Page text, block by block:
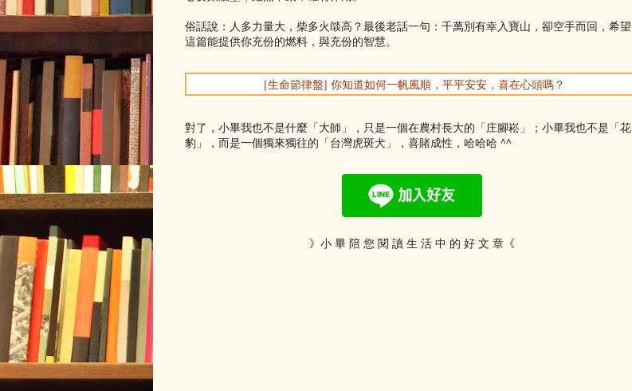
俗話說：人多力量大，柴多火燄高？最後老話一句：千萬別有幸入寶山，卻空手而回，希望
這篇能提供你充份的燃料，與充份的智慧。
[生命節律盤] 你知道如何一帆風順，平平安安，喜在心頭嗎？
對了，小畢我也不是什麼「大師」，只是一個在農村長大的「庄腳崧」；小畢我也不是「花
豹」，而是一個獨來獨往的「台灣虎斑犬」，喜賭成性，哈哈哈 ^^
》小 畢 陪 您 閱 讀 生 活 中 的 好 文 章《